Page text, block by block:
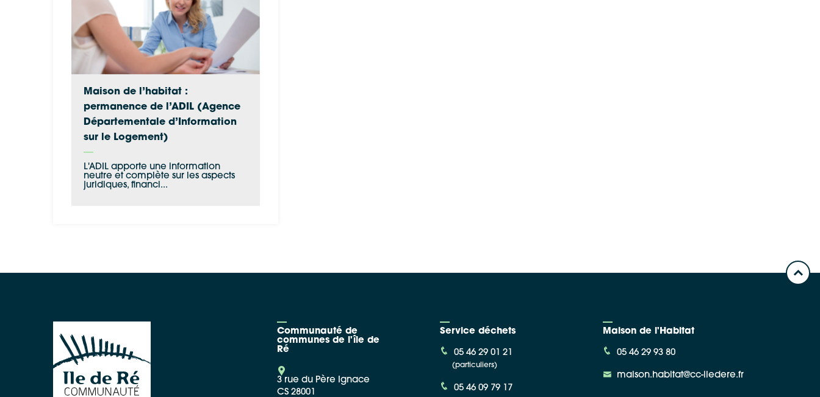
Maison de l’habitat :
permanence de l’ADIL (Agence
Départementale d’Information
sur le Logement)
L'ADIL apporte une information
neutre et complète sur les aspects
juridiques, financi...
Communauté de
communes de l'île de
Ré
3 rue du Père Ignace
CS 28001
Service déchets
05 46 29 01 21
(particuliers)
05 46 09 79 17
Maison de l'Habitat
05 46 29 93 80
maison.habitat@cc-iledere.fr